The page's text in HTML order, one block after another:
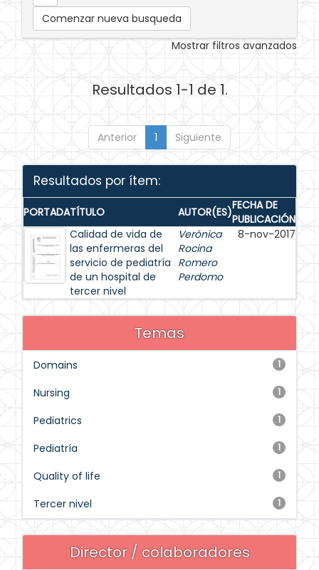
Comenzar nueva busqueda
Mostrar filtros avanzados
Resultados 1-1 de 1.
Anterior 1 Siguiente
Resultados por ítem:
PORTADATÍTULO AUTOR(ES)FECHA DE
PUBLICACIÓN
Calidad de vida de
las enfermeras del
servicio de pediatría
de un hospital de
tercer nivel
Verónica
Rocina
Romero
Perdomo
8-nov-2017
Temas
1
Domains
1
Nursing
1
Pediatrics
1
Pediatría
1
Quality of life
1
Tercer nivel
Director / colaboradores